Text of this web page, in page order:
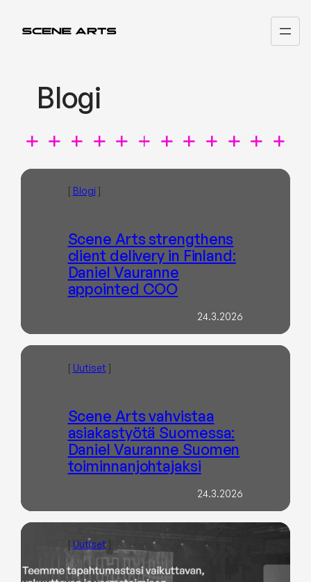
sisältöön
Blogi
[ Blogi ]
Scene Arts strengthens
client delivery in Finland:
Daniel Vauranne
appointed COO
24.3.2026
[ Uutiset]
Scene Arts vahvistaa
asiakastyötä Suomessa:
Daniel Vauranne Suomen
toiminnanjohtajaksi
24.3.2026
[ Uutiset]